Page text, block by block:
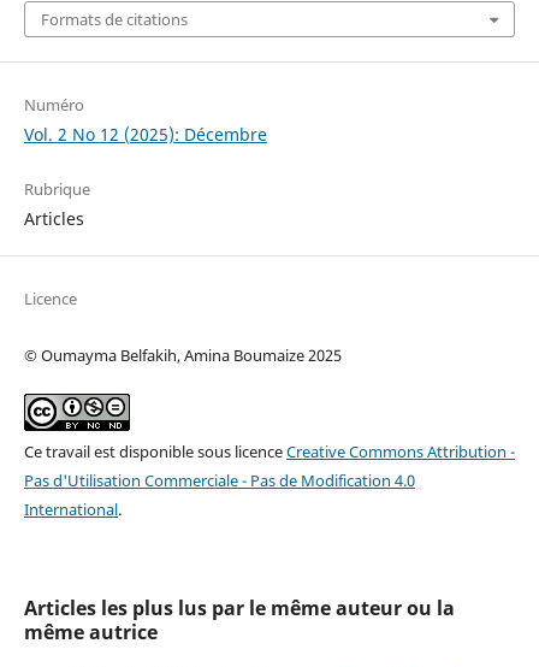
Formats de citations
Numéro
Vol. 2 No 12 (2025): Décembre
Rubrique
Articles
Licence
© Oumayma Belfakih, Amina Boumaize 2025
Ce travail est disponible sous licenceCreative Commons Attribution -
Pas d'Utilisation Commerciale - Pas de Modification 4.0
International.
Articles les plus lus par le même auteur ou la
même autrice